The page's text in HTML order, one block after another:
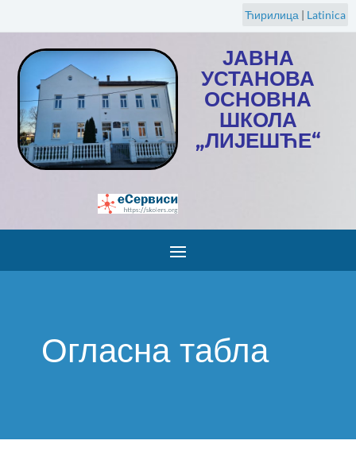
Ћирилица | Latinica
ЈАВНА
УСТАНОВА
ОСНОВНА
ШКОЛА
„ЛИЈЕШЋЕ“
Огласна табла